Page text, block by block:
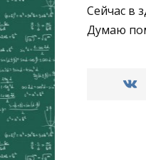
Сейчас в
Думаю